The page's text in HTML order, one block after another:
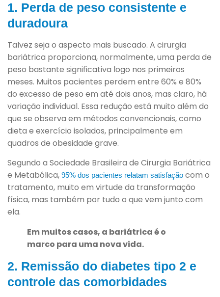
1. Perda de peso consistente e
duradoura
Talvez seja o aspecto mais buscado. A cirurgia
bariátrica proporciona, normalmente, uma perda de
peso bastante significativa logo nos primeiros
meses. Muitos pacientes perdem entre 60% e 80%
do excesso de peso em até dois anos, mas claro, há
variação individual. Essa redução está muito além do
que se observa em métodos convencionais, como
dieta e exercício isolados, principalmente em
quadros de obesidade grave.
Segundo a Sociedade Brasileira de Cirurgia Bariátrica
e Metabólica, 95% dos pacientes relatam satisfação com o
tratamento, muito em virtude da transformação
física, mas também por tudo o que vem junto com
ela.
Em muitos casos, a bariátrica é o
marco para uma nova vida.
2. Remissão do diabetes tipo 2 e
controle das comorbidades